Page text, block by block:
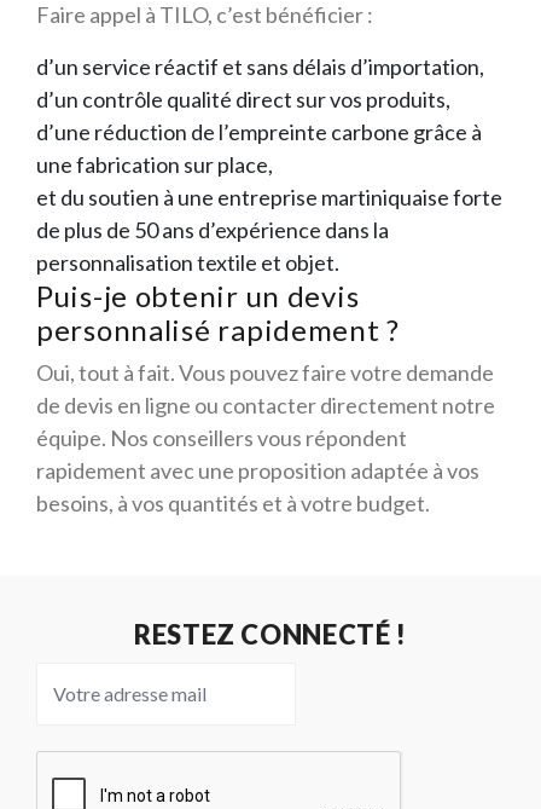
Faire appel à TILO, c’est bénéficier :
d’un service réactif et sans délais d’importation,
d’un contrôle qualité direct sur vos produits,
d’une réduction de l’empreinte carbone grâce à
une fabrication sur place,
et du soutien à une entreprise martiniquaise forte
de plus de 50 ans d’expérience dans la
personnalisation textile et objet.
Puis-je obtenir un devis
personnalisé rapidement ?
Oui, tout à fait. Vous pouvez faire votre demande
de devis en ligne ou contacter directement notre
équipe. Nos conseillers vous répondent
rapidement avec une proposition adaptée à vos
besoins, à vos quantités et à votre budget.
RESTEZ CONNECTÉ !